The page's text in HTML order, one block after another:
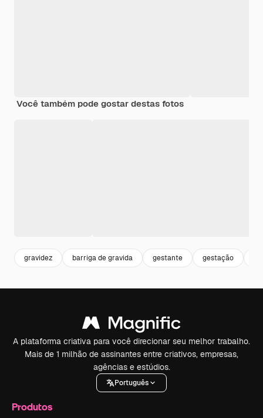
Você também pode gostar destas fotos
gravidez barriga de gravida gestante gestação
A plataforma criativa para você direcionar seu melhor trabalho.
Mais de 1 milhão de assinantes entre criativos, empresas,
agências e estúdios.
Português
Produtos